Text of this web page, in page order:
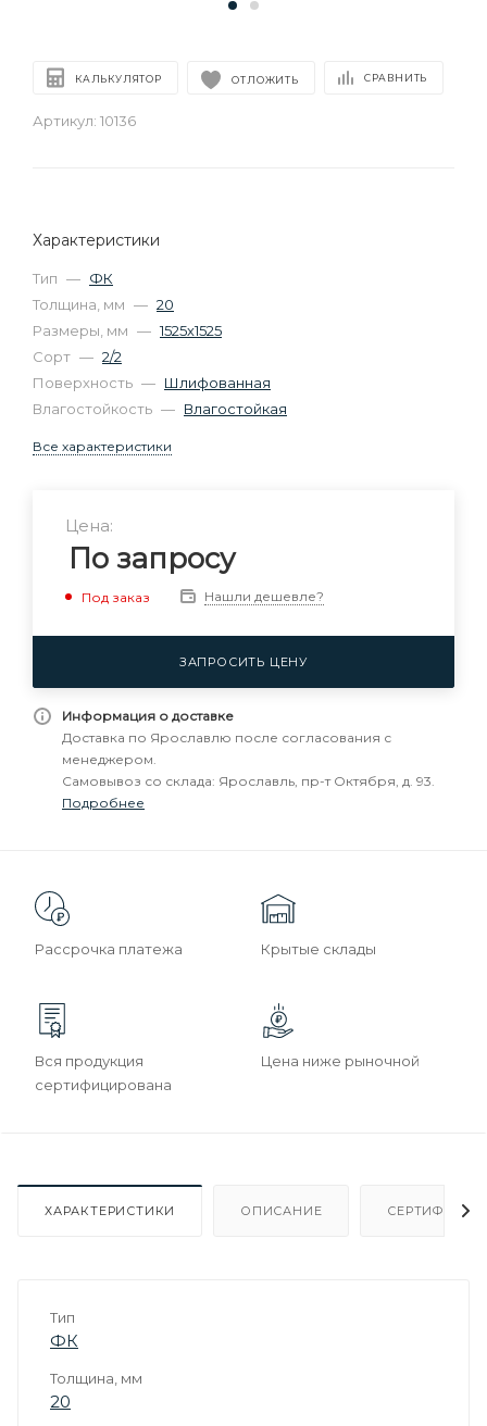
КАЛЬКУЛЯТОР ОТЛОЖИТЬ СРАВНИТЬ
Артикул: 10136
Характеристики
Тип — ФК
Толщина, мм — 20
Размеры, мм — 1525х1525
Сорт — 2/2
Поверхность — Шлифованная
Влагостойкость — Влагостойкая
Все характеристики
Цена:
По запросу
Под заказ Нашли дешевле?
ЗАПРОСИТЬ ЦЕНУ
Информация о доставке
Доставка по Ярославлю после согласования с
менеджером.
Самовывоз со склада: Ярославль, пр-т Октября, д. 93.
Подробнее
Рассрочка платежа Крытые склады
Вся продукция
сертифицирована
Цена ниже рыночной
ХАРАКТЕРИСТИКИ ОПИСАНИЕ
Тип
ФК
Толщина, мм
20